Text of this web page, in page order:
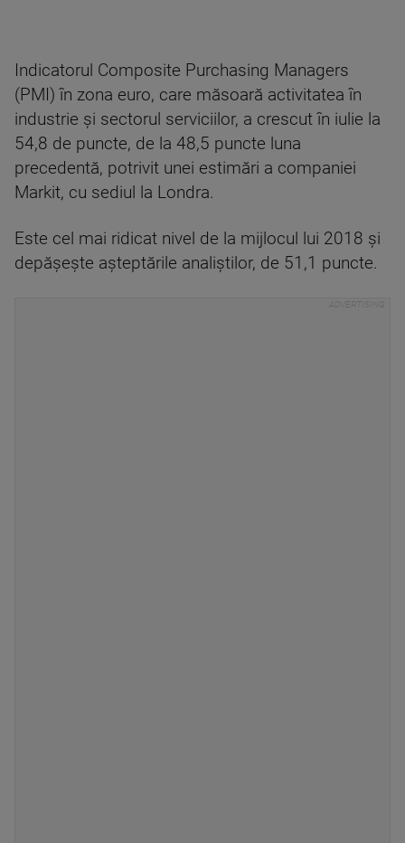
Indicatorul Composite Purchasing Managers
(PMI) în zona euro, care măsoară activitatea în
industrie şi sectorul serviciilor, a crescut în iulie la
54,8 de puncte, de la 48,5 puncte luna
precedentă, potrivit unei estimări a companiei
Markit, cu sediul la Londra.
Este cel mai ridicat nivel de la mijlocul lui 2018 şi
depăşeşte aşteptările analiştilor, de 51,1 puncte.